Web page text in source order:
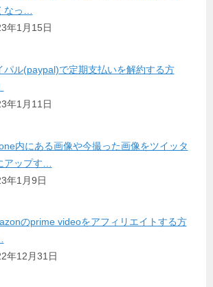
なっ…
年1月15日
パル(paypal)で定期支払いを解約する方
年1月11日
内にある画像や今撮った画像をツイッタ
アップす…
年1月9日
のprime videoをアフィリエイトする方
年12月31日